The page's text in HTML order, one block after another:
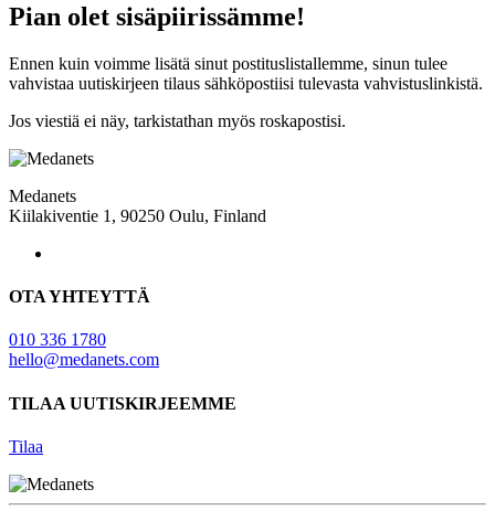
Pian olet sisäpiirissämme!
Ennen kuin voimme lisätä sinut postituslistallemme, sinun tulee
vahvistaa uutiskirjeen tilaus sähköpostiisi tulevasta vahvistuslinkistä.
Jos viestiä ei näy, tarkistathan myös roskapostisi.
Medanets
Kiilakiventie 1, 90250 Oulu, Finland
OTA YHTEYTTÄ
010 336 1780
hello@medanets.com
TILAA UUTISKIRJEEMME
Tilaa